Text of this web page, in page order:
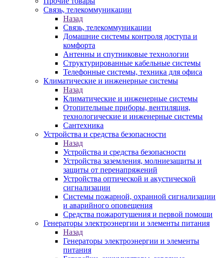
Связь, телекоммуникации
Назад
Связь, телекоммуникации
Домашние системы контроля доступа и
комфорта
Антенны и спутниковые технологии
Структурированные кабельные системы
Телефонные системы, техника для офиса
Климатические и инженерные системы
Назад
Климатические и инженерные системы
Отопительные приборы, вентиляция,
технологические и инженерные системы
Сантехника
Устройства и средства безопасности
Назад
Устройства и средства безопасности
Устройства заземления, молниезащиты и
защиты от перенапряжений
Устройства оптической и акустической
сигнализации
Системы пожарной, охранной сигнализации
и аварийного оповещения
Средства пожаротушения и первой помощи
Генераторы электроэнергии и элементы питания
Назад
Генераторы электроэнергии и элементы
питания